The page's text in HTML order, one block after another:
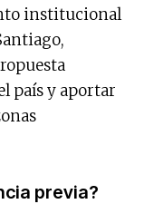
institucional
país y aportar
previa?